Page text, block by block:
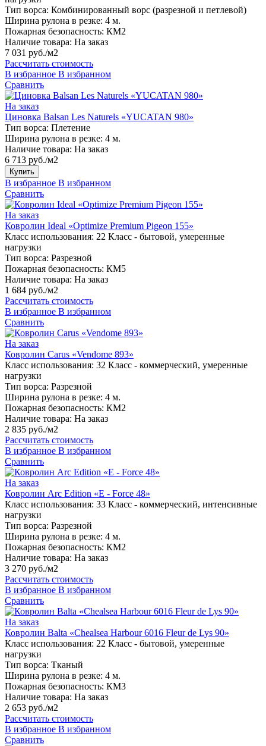
Тип ворса: Комбинированный ворс (разрезной и петлевой)
Ширина рулона в резке: 4 м.
Пожарная безопасность: КМ2
Наличие товара: На заказ
7 031 руб./м2
Рассчитать стоимость
В избранное В избранном
Сравнить
На заказ
Циновка Balsan Les Naturels «YUCATAN 980»
Тип ворса: Плетение
Ширина рулона в резке: 4 м.
Наличие товара: На заказ
6 713 руб./м2
Купить
В избранное В избранном
Сравнить
На заказ
Ковролин Ideal «Optimize Premium Pigeon 155»
Класс использования: 22 Класс - бытовой, умеренные
нагрузки
Тип ворса: Разрезной
Пожарная безопасность: КМ5
Наличие товара: На заказ
1 684 руб./м2
Рассчитать стоимость
В избранное В избранном
Сравнить
На заказ
Ковролин Carus «Vendome 893»
Класс использования: 32 Класс - коммерческий, умеренные
нагрузки
Тип ворса: Разрезной
Ширина рулона в резке: 4 м.
Пожарная безопасность: КМ2
Наличие товара: На заказ
2 835 руб./м2
Рассчитать стоимость
В избранное В избранном
Сравнить
На заказ
Ковролин Arc Edition «E - Force 48»
Класс использования: 33 Класс - коммерческий, интенсивные
нагрузки
Тип ворса: Разрезной
Ширина рулона в резке: 4 м.
Пожарная безопасность: КМ2
Наличие товара: На заказ
3 270 руб./м2
Рассчитать стоимость
В избранное В избранном
Сравнить
На заказ
Ковролин Balta «Chealsea Harbour 6016 Fleur de Lys 90»
Класс использования: 22 Класс - бытовой, умеренные
нагрузки
Тип ворса: Тканый
Ширина рулона в резке: 4 м.
Пожарная безопасность: КМ3
Наличие товара: На заказ
2 653 руб./м2
Рассчитать стоимость
В избранное В избранном
Сравнить